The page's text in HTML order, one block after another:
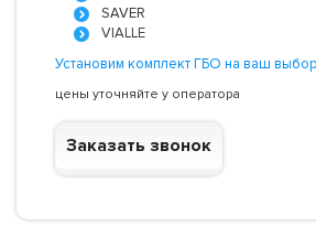
SAVER
VIALLE
Установим комплект ГБО на ваш выбор
цены уточняйте у оператора
Заказать звонок